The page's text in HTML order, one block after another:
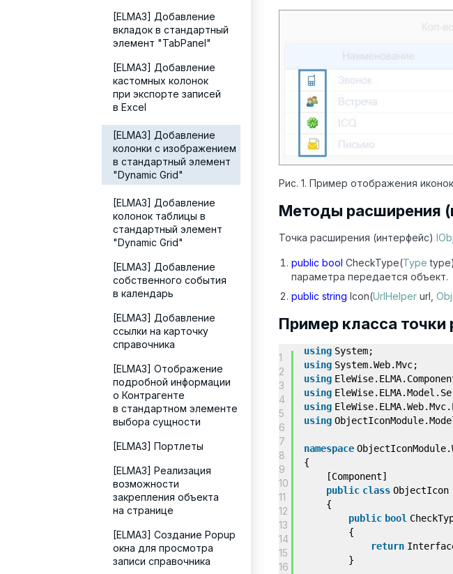
[ELMA3] Добавление
вкладок в стандартный
элемент "TabPanel"
[ELMA3] Добавление
кастомных колонок
при экспорте записей
в Excel
[ELMA3] Добавление
колонки с изображением
в стандартный элемент
"Dynamic Grid"
[ELMA3] Добавление
колонок таблицы в
стандартный элемент
"Dynamic Grid"
[ELMA3] Добавление
собственного события
в календарь
[ELMA3] Добавление
ссылки на карточку
справочника
[ELMA3] Отображение
подробной информации
о Контрагенте
в стандартном элементе
выбора сущности
[ELMA3] Портлеты
[ELMA3] Реализация
возможности
закрепления объекта
на странице
[ELMA3] Создание Popup
окна для просмотра
записи справочника
Рис. 1. Пример отображения
Методы расширения
Точка расширения (интерфейс)
public bool CheckType(Type
параметра передается объект.
public string Icon(UrlHelper url,
Пример класса точки
1
2
3
4
5
6
7
8
9
10
11
12
13
14
15
16
using System;
using System.Web.Mvc;
using
using
using
using
namespace
{
[Component]
public class
{
public bool
{
return
}